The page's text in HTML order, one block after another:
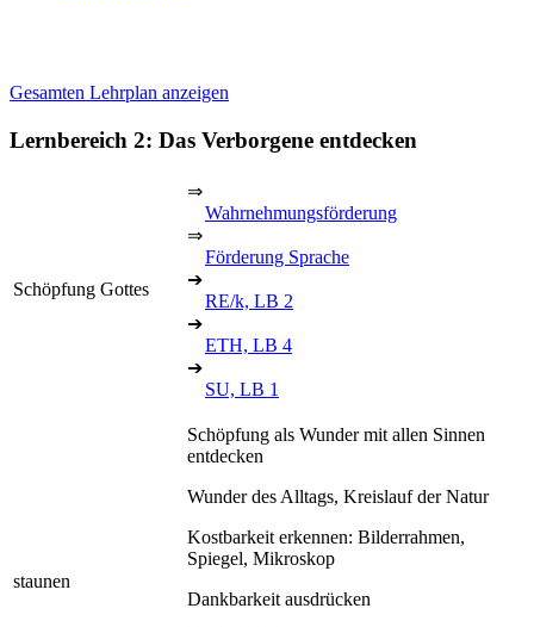
Gesamten Lehrplan anzeigen
Lernbereich 2: Das Verborgene entdecken
Schöpfung Gottes
⇒
Wahrnehmungsförderung
⇒
Förderung Sprache
➔
RE/k, LB 2
➔
ETH, LB 4
➔
SU, LB 1
staunen
Schöpfung als Wunder mit allen Sinnen
entdecken
Wunder des Alltags, Kreislauf der Natur
Kostbarkeit erkennen: Bilderrahmen,
Spiegel, Mikroskop
Dankbarkeit ausdrücken